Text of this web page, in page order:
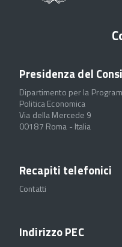
Presidenza del
Dipartimento per la
Politica Economica
Via della Mercede 9
00187 Roma - Italia
Recapiti telefonici
Contatti
Indirizzo PEC